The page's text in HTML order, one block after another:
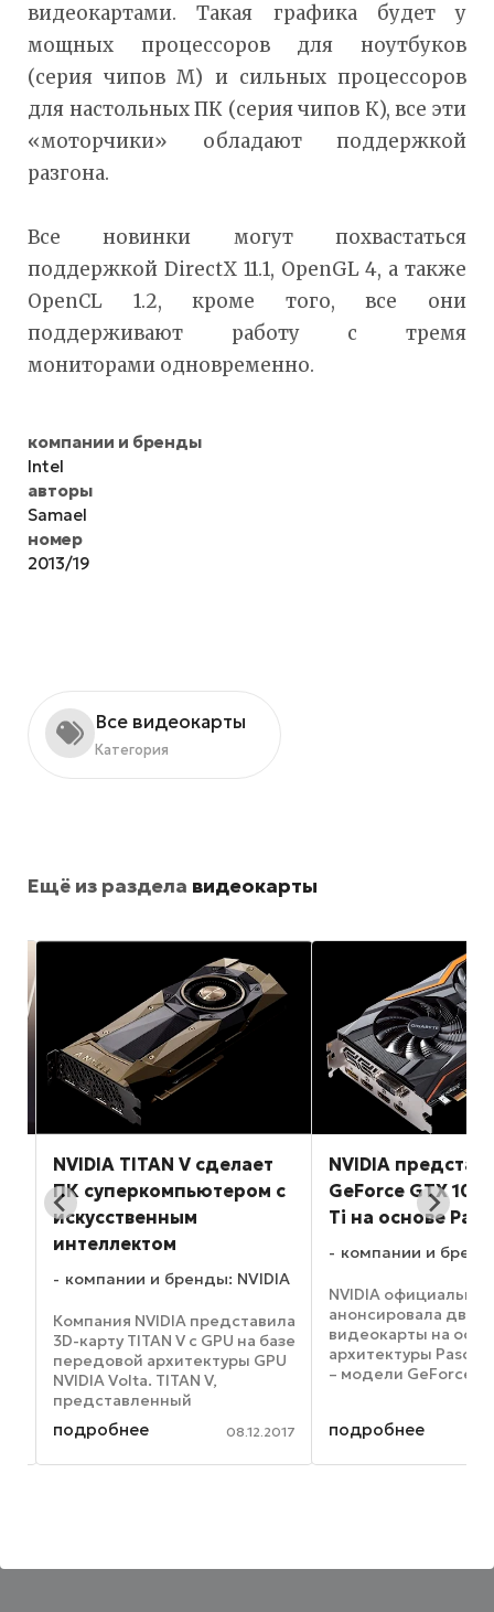
видеокартами. Такая графика будет у
мощных процессоров для ноутбуков
(серия чипов М) и сильных процессоров
для настольных ПК (серия чипов К), все эти
«моторчики» обладают поддержкой
разгона.
Все новинки могут похвастаться
поддержкой DirectX 11.1, OpenGL 4, а также
OpenCL 1.2, кроме того, все они
поддерживают работу с тремя
мониторами одновременно.
компании и бренды
Intel
авторы
Samael
номер
2013/19
Все видеокарты
Категория
Ещё из раздела видеокарты
NVIDIA TITAN V сделает
ПК суперкомпьютером с
искусственным
интеллектом
компании и бренды: NVIDIA
Компания NVIDIA представила
3D-карту TITAN V с GPU на базе
передовой архитектуры GPU
NVIDIA Volta. TITAN V,
представленный
президентом NVIDIA
Дженсеном Хуангом (Jensen
Huang) на ежегодной
подробнее 08.12.2017
NVIDIA
GeForce GTX
Ti на основе
компании и
NVIDIA официально
анонсировала две
видеокарты на
архитектуры
– модели GeForce
производитель,
подробнее